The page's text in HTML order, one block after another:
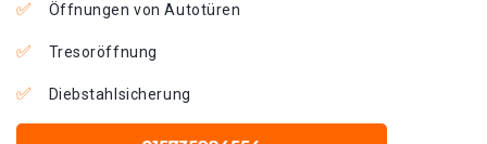
Öffnungen von Autotüren
Tresoröffnung
Diebstahlsicherung